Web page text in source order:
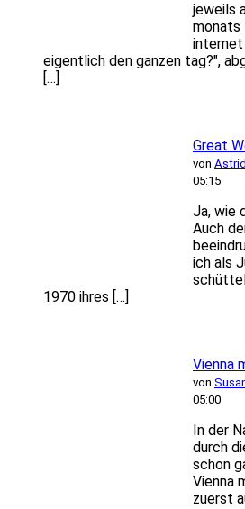
jeweils
monats
internet
eigentlich den ganzen tag?",
[…]
Great
von
05:15
Ja, wie
Auch
ich als
1970 ihres […]
Vienna
von
05:00
In der
durch
schon
Vienna
zuerst